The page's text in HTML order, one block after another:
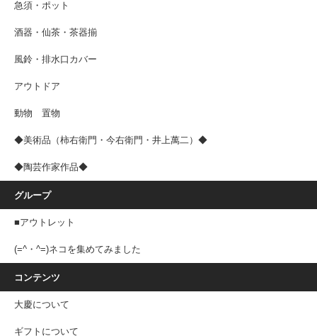
急須・ポット
酒器・仙茶・茶器揃
風鈴・排水口カバー
アウトドア
動物 置物
◆美術品（柿右衛門・今右衛門・井上萬二）◆
◆陶芸作家作品◆
グループ
■アウトレット
(=^・^=)ネコを集めてみました
コンテンツ
大慶について
ギフトについて